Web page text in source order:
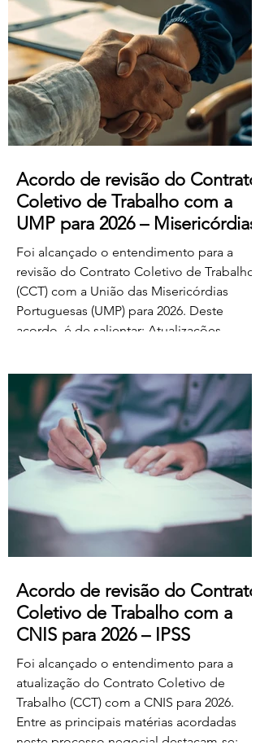
manifestado acordo ou concordância
com o projeto de diploma. A negociação
suplementar existe para permitir o
prosseguimento das negociações
relativamente às matérias sobre as quais
subsiste desacordo. Foi es
Acordo de revisão do Contrato
Coletivo de Trabalho com a
UMP para 2026 – Misericórdias
Foi alcançado o entendimento para a
revisão do Contrato Coletivo de Trabalho
(CCT) com a União das Misericórdias
Portuguesas (UMP) para 2026. Deste
acordo, é de salientar: Atualizações
professores dos ensinos básico e
secundário profissionalizados; Aumento
do subsídio de refeição para os 5,50€.
Estas alterações produzem efeitos
retroativos a janeiro de 2026, aguardando-
se a sua publicação no Boletim
Acordo de revisão do Contrato
Coletivo de Trabalho com a
CNIS para 2026 – IPSS
Foi alcançado o entendimento para a
atualização do Contrato Coletivo de
Trabalho (CCT) com a CNIS para 2026.
Entre as principais matérias acordadas
neste processo negocial destacam-se: